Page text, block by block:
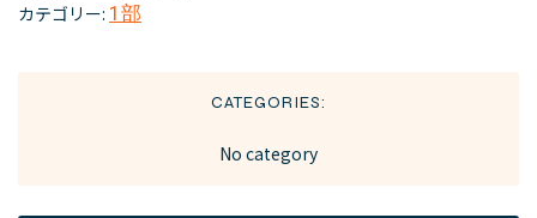
カテゴリー: 1部
CATEGORIES:
No category